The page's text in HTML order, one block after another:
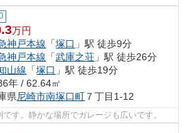
万円
神戸本線 「塚口 」駅 徒歩9分
神戸本線 「武庫之荘 」駅 徒歩26分
山線 「塚口 」駅 徒歩19分
年 / 62.64㎡
県尼崎市南塚口町 ７丁目1-12
す。静かな場所でガレージも広いです。